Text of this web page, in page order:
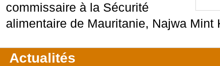
commissaire à la Sécurité
alimentaire de Mauritanie, Najwa Mint
Actualités